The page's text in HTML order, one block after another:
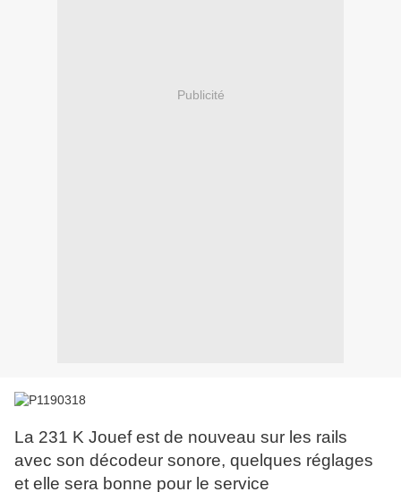
Publicité
La 231 K Jouef est de nouveau sur les rails
avec son décodeur sonore, quelques réglages
et elle sera bonne pour le service